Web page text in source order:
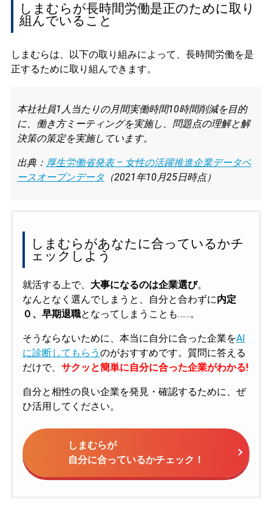
しまむらが長時間労働是正のために取り
組んでいること
しまむらは、以下の取り組みによって、長時間労働を是
正するために取り組んできます。
本社社員1人当たりの月間実働時間10時間削減を目的
に、働き方ミーティングを実施し、問題点の理解と解
決策の策定を実施しています。
出典： 厚生労働省発表 – 女性の活躍推進企業データベ
ースオープンデータ（2021年10月25日時点）
しまむらがあなたに合っているかチ
ェックしよう
就活する上で、 大事になるのは企業選び。
なんとなく選んでしまうと、自分と合わずに内定
０、早期退職となってしまうことも……。
そうならないために、本当に自分に合った企業をAI
に診断してもらう のがおすすめです。質問に答える
だけで、 サクッと簡単に自分に合った企業がわかる!
自分と相性の良い企業を発見・確認するために、ぜ
ひ活用してください。
しまむらが
自分に合っているかチェック！